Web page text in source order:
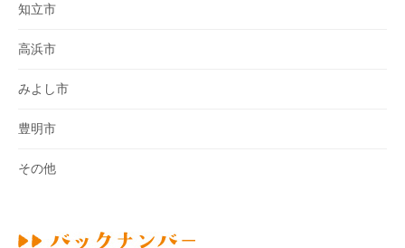
知立市
高浜市
みよし市
豊明市
その他